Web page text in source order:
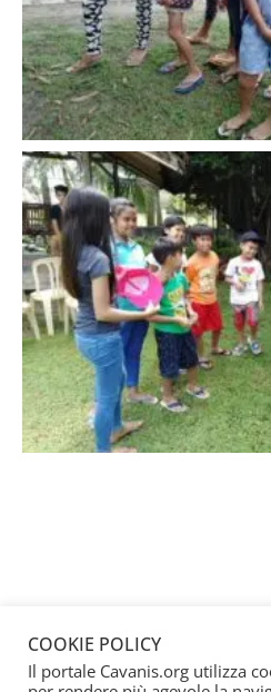
COOKIE POLICY
Il portale Cavanis.org utilizza